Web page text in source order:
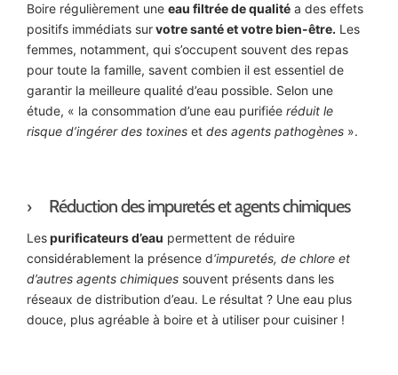
Boire régulièrement une eau filtrée de qualité a des effets
positifs immédiats survotre santé et votre bien-être. Les
femmes, notamment, qui s’occupent souvent des repas
pour toute la famille, savent combien il est essentiel de
garantir la meilleure qualité d’eau possible. Selon une
étude, « la consommation d’une eau purifiée réduit le
risque d’ingérer des toxines et des agents pathogènes ».
Réduction des impuretés et agents chimiques
Lespurificateurs d’eau permettent de réduire
considérablement la présence d‘impuretés, de chlore et
d’autres agents chimiques souvent présents dans les
réseaux de distribution d’eau. Le résultat ? Une eau plus
douce, plus agréable à boire et à utiliser pour cuisiner !